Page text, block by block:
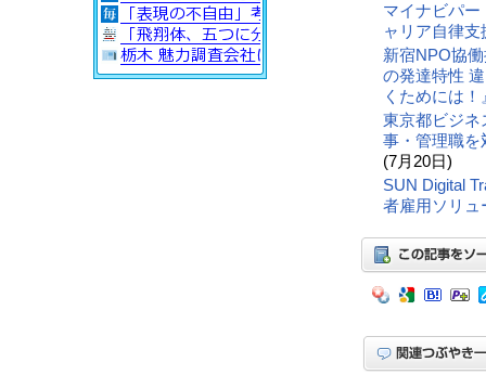
マイナビパ
ャリア自律
新宿NPO協
の発達特性
くためには
東京都ビジネ
事・管理職を
(7月20日)
SUN Digital
者雇用ソリュ